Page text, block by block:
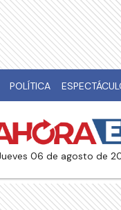
POLÍTICA
jueves 06 de agosto de